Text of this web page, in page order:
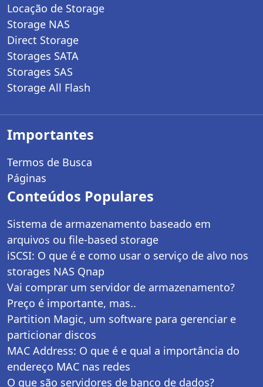
Locação de Storage
Storage NAS
Direct Storage
Storages SATA
Storages SAS
Storage All Flash
Importantes
Termos de Busca
Páginas
Conteúdos Populares
Sistema de armazenamento baseado em
arquivos ou file-based storage
iSCSI: O que é e como usar o serviço de alvo nos
storages NAS Qnap
Vai comprar um servidor de armazenamento?
Preço é importante, mas..
Partition Magic, um software para gerenciar e
particionar discos
MAC Address: O que é e qual a importância do
endereço MAC nas redes
O que são servidores de banco de dados?